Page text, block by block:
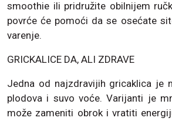
smoothie ili pridružite obilnijem
povrće će pomoći da se osećate
varenje.
GRICKALICE DA, ALI ZDRAVE
Jedna od najzdravijih gricaklica je
plodova i suvo voće. Varijanti je
može zameniti obrok i vratiti